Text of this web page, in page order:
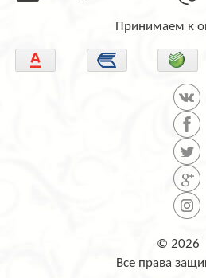
Принимаем к
© 2026
Все права